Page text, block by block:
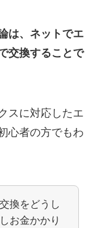
は、ネットでエ
交換することで
スに対応したエ
心者の方でもわ
換をどうし
お金かかり